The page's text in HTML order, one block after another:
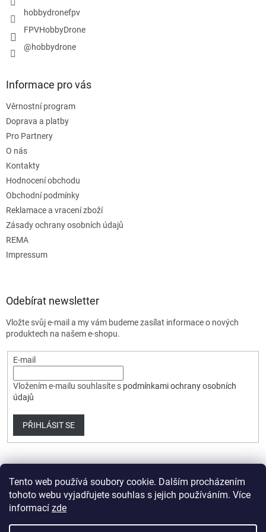
Tento web používá soubory cookie. Dalším procházením
tohoto webu vyjadřujete souhlas s jejich používáním. Více
informací zde
hobbydronefpv
FPVHobbyDrone
@hobbydrone
Informace pro vás
Věrnostní program
Doprava a platby
Pro Partnery
O nás
Kontakty
Hodnocení obchodu
Obchodní podmínky
Reklamace a vracení zboží
Zásady ochrany osobních údajů
REMA
Impressum
Odebírat newsletter
Vložte svůj e-mail a my vám budeme zasílat informace o nových
produktech na našem e-shopu.
E-mail
Vložením e-mailu souhlasíte s podmínkami ochrany osobních
údajů
PŘIHLÁSIT SE